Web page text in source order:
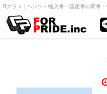
Bクラス | ベンツ・輸入車・国産車の新車